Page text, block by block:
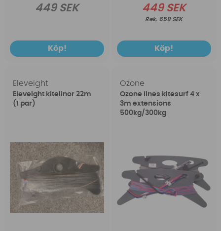
449 SEK
Köp!
449 SEK
659 SEK
Köp!
Eleveight
Eleveight kitelinor 22m
(1 par)
Ozone
Ozone lines kitesurf 4 x
3m extensions
500kg/300kg